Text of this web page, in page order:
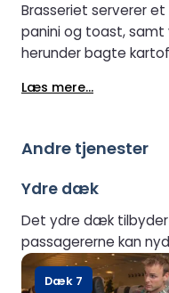
Brasseriet serverer
panini og toast, samt
herunder bagte
hvilket gør det til et
overfart.
Læs mere...
Andre tjenester
Ydre dæk
Det ydre dæk tilbyder
passagererne kan
Dæk 7